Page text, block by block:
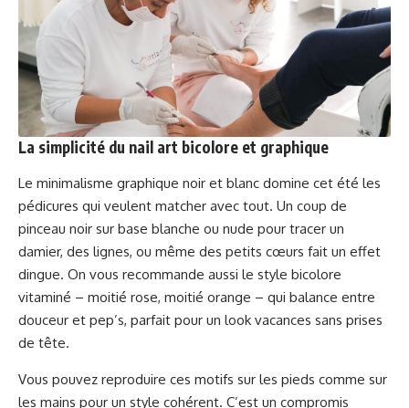
La simplicité du nail art bicolore et graphique
Le minimalisme graphique noir et blanc domine cet été les
pédicures qui veulent matcher avec tout. Un coup de
pinceau noir sur base blanche ou nude pour tracer un
damier, des lignes, ou même des petits cœurs fait un effet
dingue. On vous recommande aussi le style bicolore
vitaminé – moitié rose, moitié orange – qui balance entre
douceur et pep’s, parfait pour un look vacances sans prises
de tête.
Vous pouvez reproduire ces motifs sur les pieds comme sur
les mains pour un style cohérent. C’est un compromis